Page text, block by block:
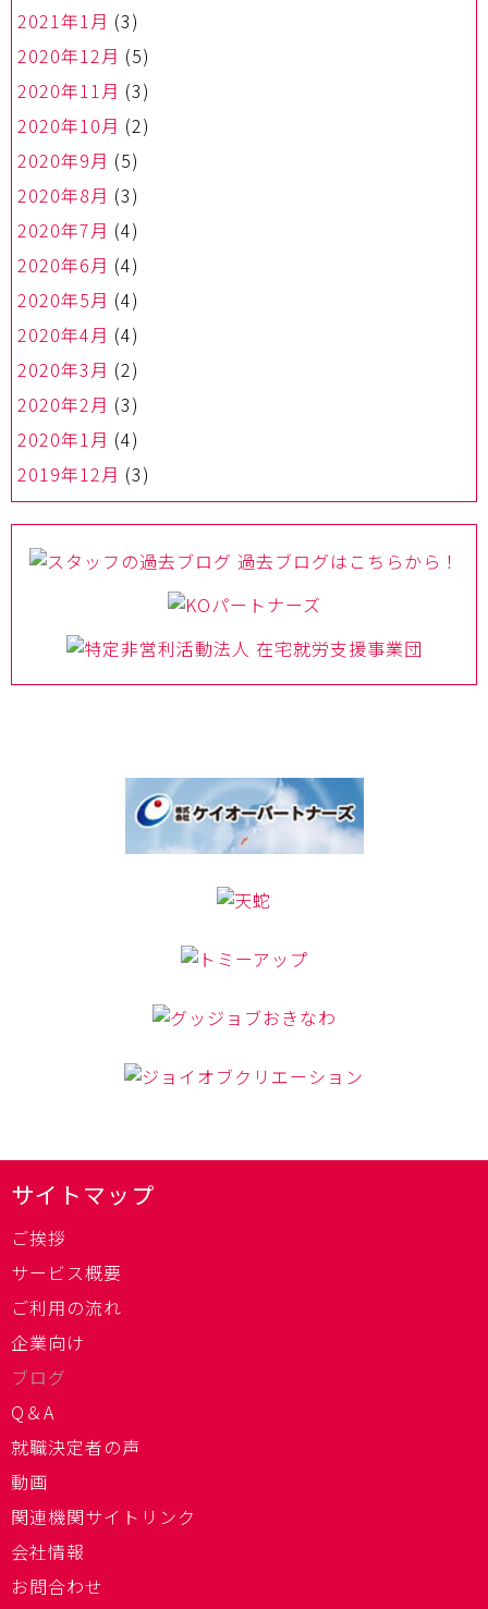
2021年1月 (3)
2020年12月 (5)
2020年11月 (3)
2020年10月 (2)
2020年9月 (5)
2020年8月 (3)
2020年7月 (4)
2020年6月 (4)
2020年5月 (4)
2020年4月 (4)
2020年3月 (2)
2020年2月 (3)
2020年1月 (4)
2019年12月 (3)
サイトマップ
ご挨拶
サービス概要
ご利用の流れ
企業向け
ブログ
Q＆A
就職決定者の声
動画
関連機関サイトリンク
会社情報
お問合わせ